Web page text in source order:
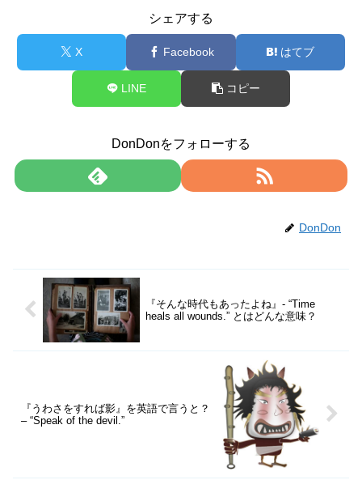
シェアする
X Facebook はてブ
LINE コピー
DonDonをフォローする
DonDon
『そんな時代もあったよね』- “Time
heals all wounds.” とはどんな意味？
『うわさをすれば影』を英語で言うと？
– “Speak of the devil.”